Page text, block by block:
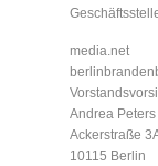
media.net
Andrea Peters
Ackerstraße
10115 Berlin